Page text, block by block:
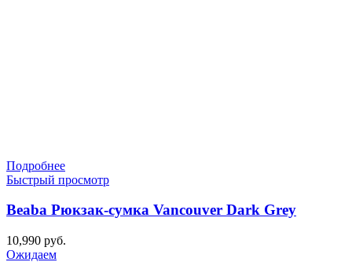
Подробнее
Быстрый просмотр
Beaba Рюкзак-сумка Vancouver Dark Grey
10,990 руб.
Ожидаем